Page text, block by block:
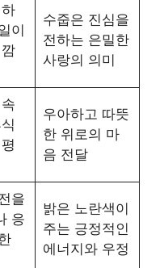
이
수줍은 진심을
전하는 은밀한
사랑의 의미
우아하고 따뜻
한 위로의 마
음 전달
을
응
밝은 노란색이
주는 긍정적인
에너지와 우정